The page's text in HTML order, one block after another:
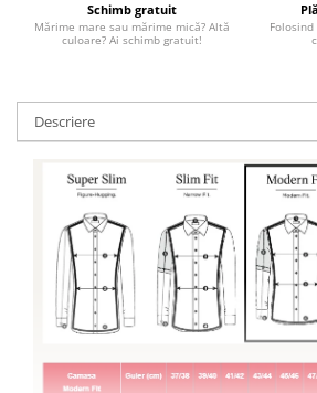
Schimb gratuit
Mărime mare sau mărime mică? Altă
culoare? Ai schimb gratuit!
Descriere